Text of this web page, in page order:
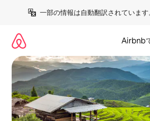
一部の情報は自動翻訳されています
Airbnb